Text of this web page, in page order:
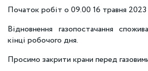
Початок робіт о 09.00 16 травня 2023
Відновнення газопостачання
кінці робочого дня.
Просимо закрити крани перед